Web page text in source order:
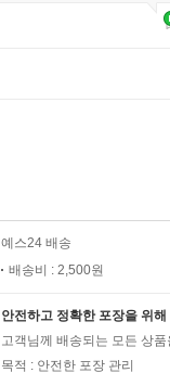
예스24 배송
배송비 : 2,500원
안전하고 정확한 포장을 위
고객님께 배송되는 모든 상
목적 : 안전한 포장 관리